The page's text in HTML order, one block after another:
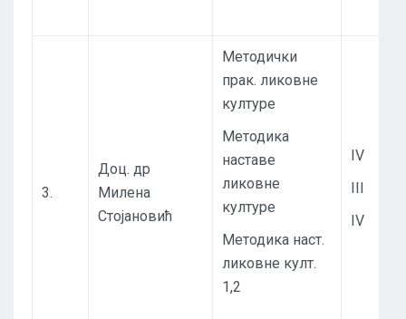
3.
Доц. др
Милена
Стојановић
Методички
прак. ликовне
културе
Методика
наставе
ликовне
културе
Методика наст.
ликовне култ.
1,2
IV
III
IV